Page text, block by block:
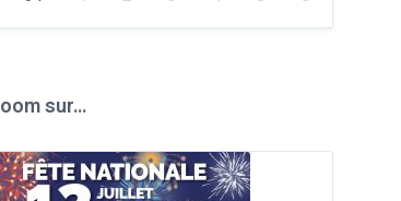
sur…